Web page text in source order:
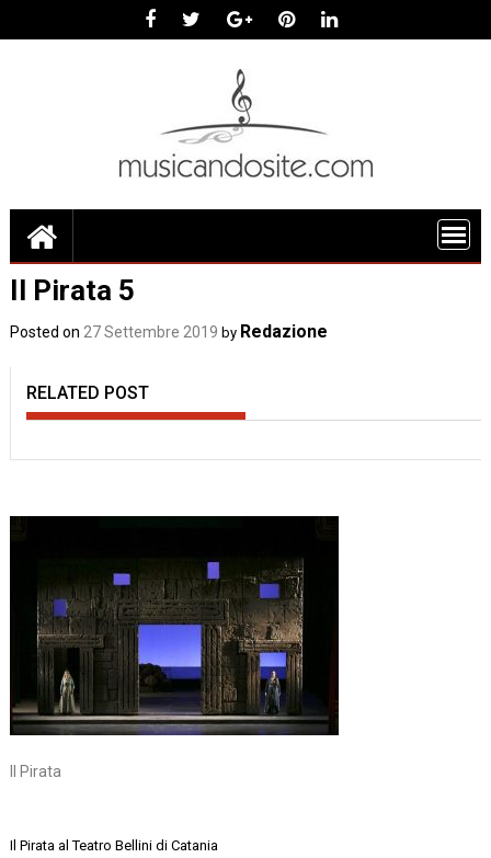
Il Pirata 5
Posted on 27 Settembre 2019 by Redazione
RELATED POST
Il Pirata
Navigazione
Il Pirata al Teatro Bellini di Catania